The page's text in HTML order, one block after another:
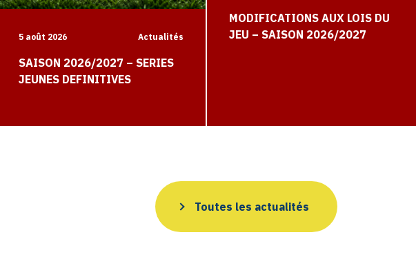
5 août 2026 Actualités
SAISON 2026/2027 – SERIES
JEUNES DEFINITIVES
MODIFICATIONS AUX LOIS DU
JEU – SAISON 2026/2027
Toutes les actualités